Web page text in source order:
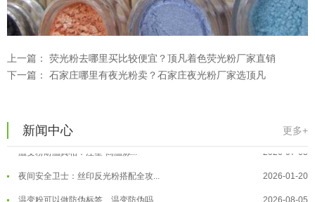
上一篇： 荧光粉去哪里买比较便宜？顶凡着色荧光粉厂家直销
下一篇： 石家庄哪里有夜光粉卖？石家庄夜光粉厂家选顶凡
新闻中心 更多+
温变粉注塑后表面翻车？粗糙、颗粒... 2026-07-28
温变粉保质期有多久？开封后如何保... 2026-07-20
温变粉大批量保存指南｜做对这几步... 2026-07-17
温变粉"罢工"指南：为... 2026-07-10
温变粉"烤"问：长期加...
温变粉耐温真相：注塑"高温炼... 2026-07-03
夜间安全卫士：丝印反光粉搭配全攻... 2026-01-20
温变粉可以做防伪标签、温变防伪吗... 2026-08-05
温变粉丝印到底用多少目网版？这篇... 2026-06-11
反光粉太久不用结块要怎么处理？
印花温变粉最适合用在什么行业上呢...